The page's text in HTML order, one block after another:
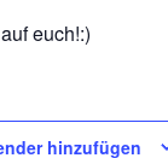
euch!:)
hinzufügen